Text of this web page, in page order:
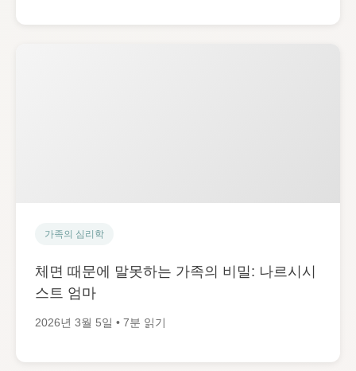
가족의 심리학
체면 때문에 말못하는 가족의 비밀: 나르시시
스트 엄마
2026년 3월 5일 • 7분 읽기